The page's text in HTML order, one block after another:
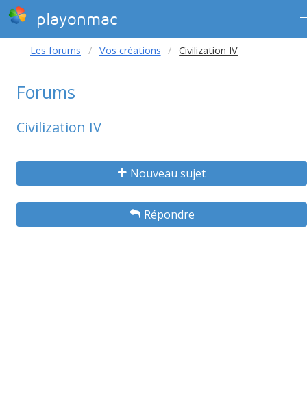
playonmac
Les forums Vos créations Civilization IV
Forums
Civilization IV
Nouveau sujet
Répondre